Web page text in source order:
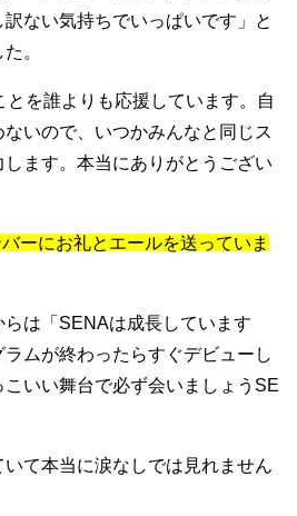
ない気持ちでいっぱいです」と
。
を誰よりも応援しています。自
いので、いつかみんなと同じス
ます。本当にありがとうござい
ーにお礼とエールを送っていま
は「SENAは成長しています
ムが終わったらすぐデビューし
いい舞台で必ず会いましょうSE
て本当に涙なしでは見れません